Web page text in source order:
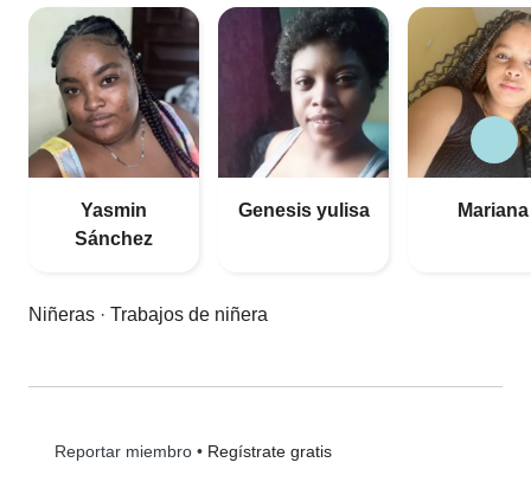
Yasmin
Sánchez
Genesis yulisa Mariana
Niñeras · Trabajos de niñera
Reportar miembro• Regístrate gratis